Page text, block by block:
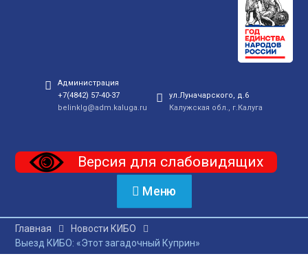
Администрация
+7(4842) 57-40-37
belinklg@adm.kaluga.ru
ул.Луначарского, д.6
Калужская обл., г.Калуга
Версия для слабовидящих
Меню
Главная
Новости КИБО
Выезд КИБО: «Этот загадочный Куприн»